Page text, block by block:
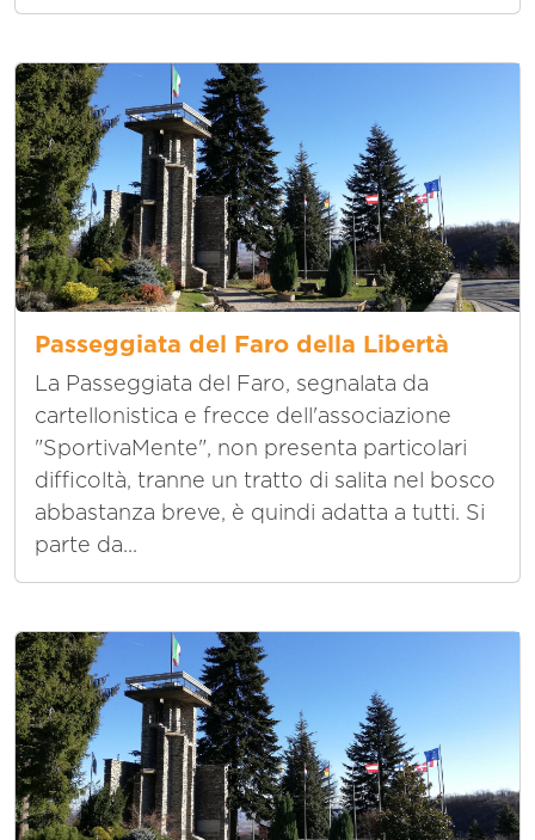
Passeggiata del Faro della Libertà
La Passeggiata del Faro, segnalata da
cartellonistica e frecce dell'associazione
"SportivaMente", non presenta particolari
difficoltà, tranne un tratto di salita nel bosco
abbastanza breve, è quindi adatta a tutti. Si
parte da...